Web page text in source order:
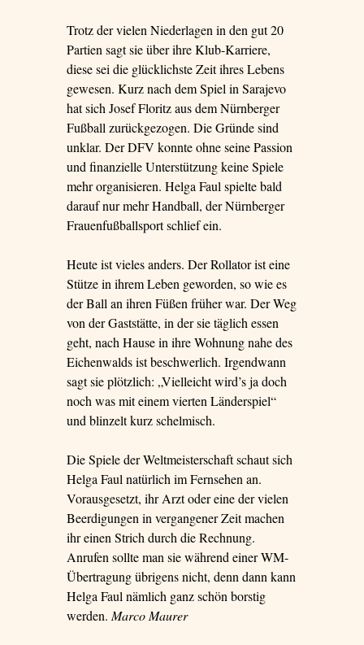
Trotz der vielen Niederlagen in den gut 20
Partien sagt sie über ihre Klub-Karriere,
diese sei die glücklichste Zeit ihres Lebens
gewesen. Kurz nach dem Spiel in Sarajevo
hat sich Josef Floritz aus dem Nürnberger
Fußball zurückgezogen. Die Gründe sind
unklar. Der DFV konnte ohne seine Passion
und finanzielle Unterstützung keine Spiele
mehr organisieren. Helga Faul spielte bald
darauf nur mehr Handball, der Nürnberger
Frauenfußballsport schlief ein.
Heute ist vieles anders. Der Rollator ist eine
Stütze in ihrem Leben geworden, so wie es
der Ball an ihren Füßen früher war. Der Weg
von der Gaststätte, in der sie täglich essen
geht, nach Hause in ihre Wohnung nahe des
Eichenwalds ist beschwerlich. Irgendwann
sagt sie plötzlich: „Vielleicht wird’s ja doch
noch was mit einem vierten Länderspiel“
und blinzelt kurz schelmisch.
Die Spiele der Weltmeisterschaft schaut sich
Helga Faul natürlich im Fernsehen an.
Vorausgesetzt, ihr Arzt oder eine der vielen
Beerdigungen in vergangener Zeit machen
ihr einen Strich durch die Rechnung.
Anrufen sollte man sie während einer WM-
Übertragung übrigens nicht, denn dann kann
Helga Faul nämlich ganz schön borstig
werden. Marco Maurer